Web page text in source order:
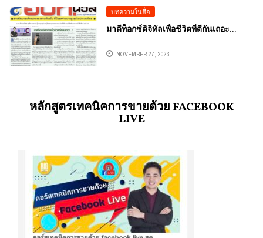
2568 โดยคอลัมนีสต์ อ.ดร.ต้นรัก ธวัชชัย
สุขสีดา ที่ปรึกษาประจำคณะอนุกรรมการ
ศึกษาการพัฒนาเทคโนโลยีและนวัตกรรม
บทความในสื่อ
มาดีท็อกซ์ดิจิทัลเพื่อชีวิตที่ดีกันเถอะ…
NOVEMBER 27, 2023
หลักสูตรเทคนิคการขายด้วย FACEBOOK
LIVE